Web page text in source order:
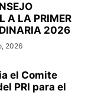
A LA PRIMER
2026
2026
el Comite
PRI para el